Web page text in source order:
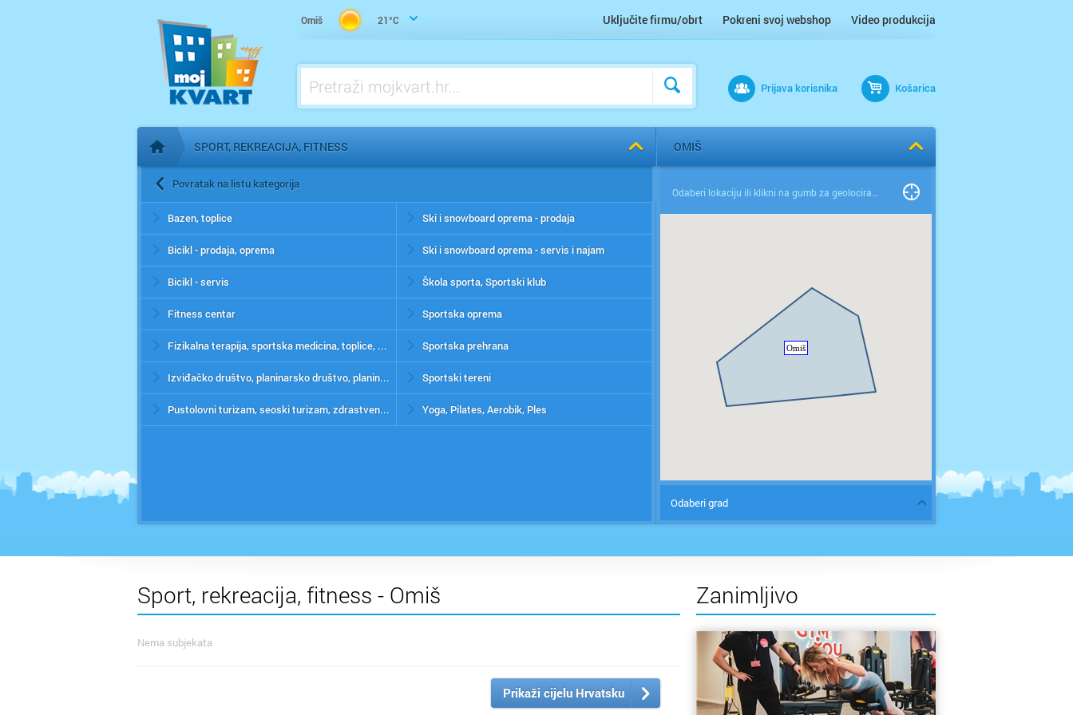
Omiš 21°C Uključite firmu/obrt Pokreni svoj webshop Video produkcija
Prijava korisnika Košarica
Početna stranica
SPORT, REKREACIJA, FITNESS
Povratak na listu kategorija
Bazen, toplice
Bicikl - prodaja, oprema
Bicikl - servis
Fitness centar
Fizikalna terapija, sportska medicina, toplice, sauna
Izviđačko društvo, planinarsko društvo, planinarski odred
Pustolovni turizam, seoski turizam, zdrastveni turizam, lovni turizam
Ski i snowboard oprema - prodaja
Ski i snowboard oprema - servis i najam
Škola sporta, Sportski klub
Sportska oprema
Sportska prehrana
Sportski tereni
Yoga, Pilates, Aerobik, Ples
OMIŠ
Odaberi grad
Sport, rekreacija, fitness - Omiš
Nema subjekata
Prikaži cijelu Hrvatsku
Zanimljivo